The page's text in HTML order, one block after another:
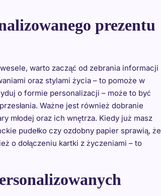
prezentu
warto zacząć od zebrania informacji
oraz stylami życia – to pomoże w
o formie personalizacji – może to być
Ważne jest również dobranie
młodej oraz ich wnętrza. Kiedy już masz
pudełko czy ozdobny papier sprawią, że
o dołączeniu kartki z życzeniami – to